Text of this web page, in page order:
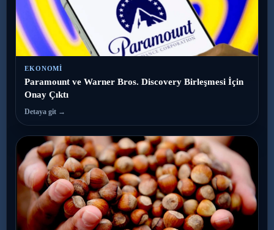
EKONOMI
Paramount ve Warner Bros. Discovery Birleşmesi İçin
Onay Çıktı
Detaya git →